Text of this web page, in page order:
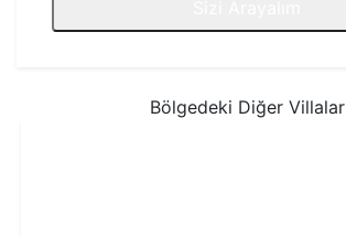
Bölgedeki Diğer Villalar